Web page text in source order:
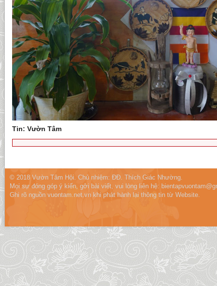
Tin: Vườn Tâm
© 2018 Vườn Tâm Hội. Chủ nhiệm: ĐĐ. Thích Giác Nhường.
Mọi sự đóng góp ý kiến, gởi bài viết, vui lòng liên hệ:
Ghi rõ nguồn vuontam.net.vn khi phát hành lại thông tin từ Website.